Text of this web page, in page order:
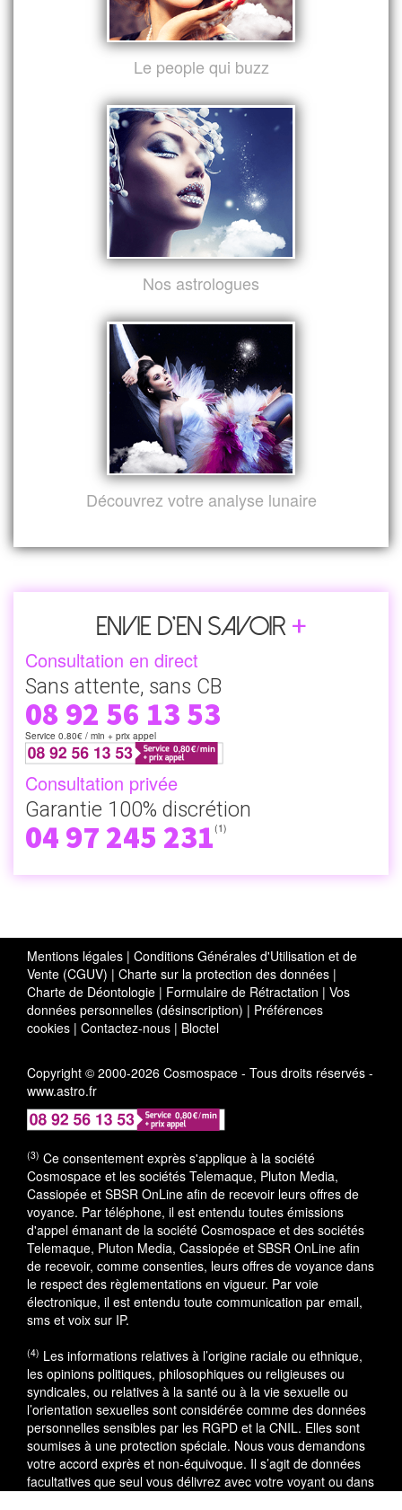
Le people qui buzz
Nos astrologues
Découvrez votre analyse lunaire
Envie d’en savoir +
Consultation en direct
Sans attente, sans CB
08 92 56 13 53
Service 0.80€ / min + prix appel
Consultation privée
Garantie 100% discrétion
04 97 245 231(1)
Mentions légales | Conditions Générales d'Utilisation et de
Vente (CGUV) | Charte sur la protection des données |
Charte de Déontologie | Formulaire de Rétractation | Vos
données personnelles (désinscription) | Préférences
cookies | Contactez-nous | Bloctel
Copyright © 2000-2026 Cosmospace - Tous droits réservés -
www.astro.fr
(3) Ce consentement exprès s'applique à la société
Cosmospace et les sociétés Telemaque, Pluton Media,
Cassiopée et SBSR OnLine afin de recevoir leurs offres de
voyance. Par téléphone, il est entendu toutes émissions
d'appel émanant de la société Cosmospace et des sociétés
Telemaque, Pluton Media, Cassiopée et SBSR OnLine afin
de recevoir, comme consenties, leurs offres de voyance dans
le respect des règlementations en vigueur. Par voie
électronique, il est entendu toute communication par email,
sms et voix sur IP.
(4) Les informations relatives à l’origine raciale ou ethnique,
les opinions politiques, philosophiques ou religieuses ou
syndicales, ou relatives à la santé ou à la vie sexuelle ou
l’orientation sexuelles sont considérée comme des données
personnelles sensibles par les RGPD et la CNIL. Elles sont
soumises à une protection spéciale. Nous vous demandons
votre accord exprès et non-équivoque. Il s’agit de données
facultatives que seul vous délivrez avec votre voyant ou dans